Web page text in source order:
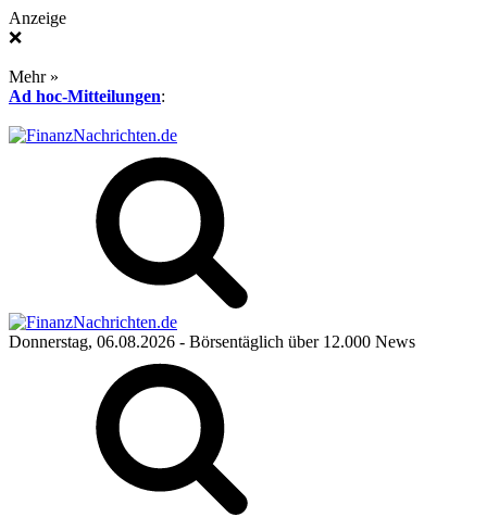
Anzeige
❌
Mehr »
Ad hoc-Mitteilungen:
Donnerstag, 06.08.2026 - Börsentäglich über 12.000 News